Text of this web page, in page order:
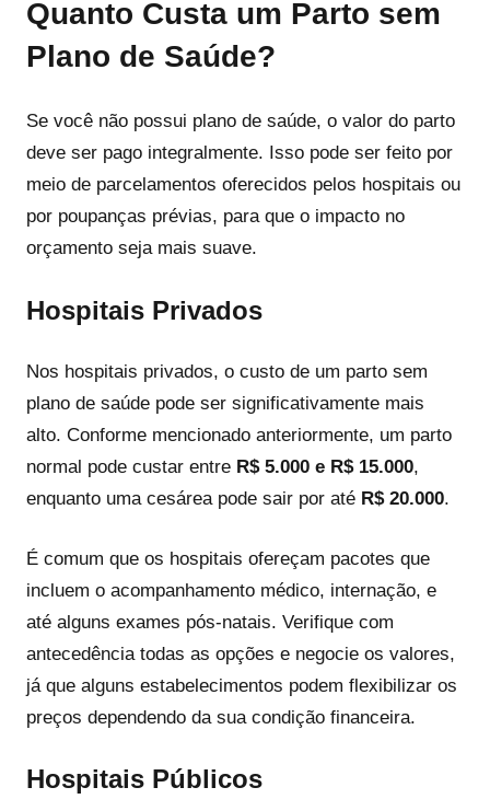
Quanto Custa um Parto sem
Plano de Saúde?
Se você não possui plano de saúde, o valor do parto
deve ser pago integralmente. Isso pode ser feito por
meio de parcelamentos oferecidos pelos hospitais ou
por poupanças prévias, para que o impacto no
orçamento seja mais suave.
Hospitais Privados
Nos hospitais privados, o custo de um parto sem
plano de saúde pode ser significativamente mais
alto. Conforme mencionado anteriormente, um parto
normal pode custar entre R$ 5.000 e R$ 15.000,
enquanto uma cesárea pode sair por até R$ 20.000.
É comum que os hospitais ofereçam pacotes que
incluem o acompanhamento médico, internação, e
até alguns exames pós-natais. Verifique com
antecedência todas as opções e negocie os valores,
já que alguns estabelecimentos podem flexibilizar os
preços dependendo da sua condição financeira.
Hospitais Públicos